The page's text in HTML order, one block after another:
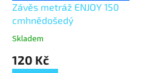
Závěs metráž ENJOY 150
cmhnědošedý
Skladem
120 Kč